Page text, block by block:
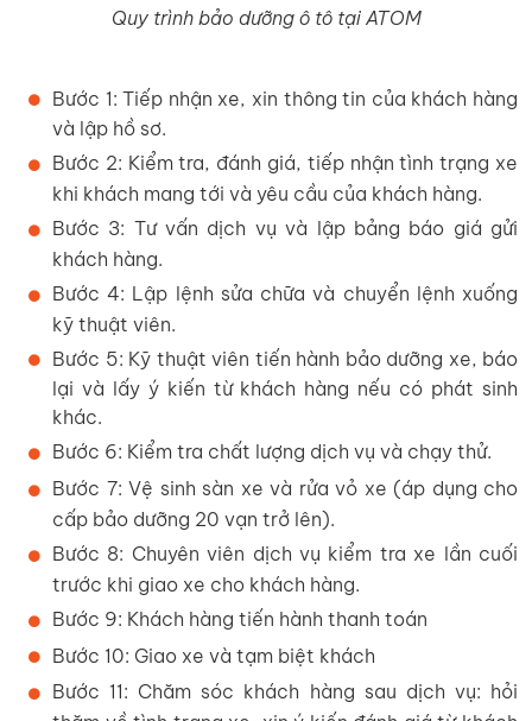
Quy trình bảo dưỡng ô tô tại ATOM
Bước 1: Tiếp nhận xe, xin thông tin của khách hàng
và lập hồ sơ.
Bước 2: Kiểm tra, đánh giá, tiếp nhận tình trạng xe
khi khách mang tới và yêu cầu của khách hàng.
Bước 3: Tư vấn dịch vụ và lập bảng báo giá gửi
khách hàng.
Bước 4: Lập lệnh sửa chữa và chuyển lệnh xuống
kỹ thuật viên.
Bước 5: Kỹ thuật viên tiến hành bảo dưỡng xe, báo
lại và lấy ý kiến từ khách hàng nếu có phát sinh
khác.
Bước 6: Kiểm tra chất lượng dịch vụ và chạy thử.
Bước 7: Vệ sinh sàn xe và rửa vỏ xe (áp dụng cho
cấp bảo dưỡng 20 vạn trở lên).
Bước 8: Chuyên viên dịch vụ kiểm tra xe lần cuối
trước khi giao xe cho khách hàng.
Bước 9: Khách hàng tiến hành thanh toán
Bước 10: Giao xe và tạm biệt khách
Bước 11: Chăm sóc khách hàng sau dịch vụ: hỏi